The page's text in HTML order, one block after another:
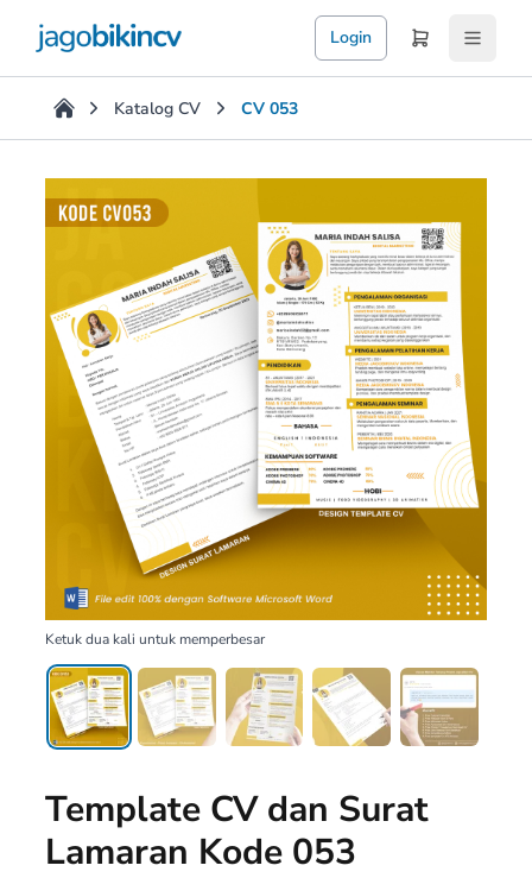
Login
Katalog CV CV 053
Ketuk dua kali untuk memperbesar
Template CV dan Surat
Lamaran Kode 053